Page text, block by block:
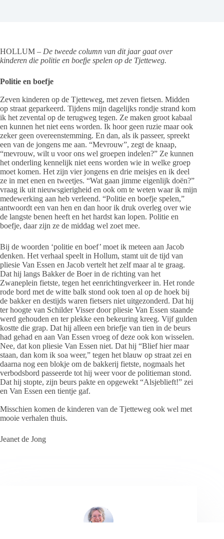
HOLLUM – De tweede column van dit jaar gaat over
kinderen die politie en boefje spelen op de Tjetteweg.
Politie en boefje
Zeven kinderen op de Tjetteweg, met zeven fietsen. Midden
op straat geparkeerd. Tijdens mijn dagelijks rondje strand kom
ik het zevental op de terugweg tegen. Ze maken groot kabaal
en kunnen het niet eens worden. Ik hoor geen ruzie maar ook
zeker geen overeenstemming. En dan, als ik passeer, spreekt
een van de jongens me aan. “Mevrouw”, zegt de knaap,
“mevrouw, wilt u voor ons wel groepen indelen?” Ze kunnen
het onderling kennelijk niet eens worden wie in welke groep
moet komen. Het zijn vier jongens en drie meisjes en ik deel
ze in met enen en tweetjes. “Wat gaan jimme eigenlijk doën?”
vraag ik uit nieuwsgierigheid en ook om te weten waar ik mijn
medewerking aan heb verleend. “Politie en boefje spelen,”
antwoordt een van hen en dan hoor ik druk overleg over wie
de langste benen heeft en het hardst kan lopen. Politie en
boefje, daar zijn ze de middag wel zoet mee.
Bij de woorden ‘politie en boef’ moet ik meteen aan Jacob
denken. Het verhaal speelt in Hollum, stamt uit de tijd van
pliesie Van Essen en Jacob vertelt het zelf maar al te graag.
Dat hij langs Bakker de Boer in de richting van het
Zwaneplein fietste, tegen het eenrichtingverkeer in. Het ronde
rode bord met de witte balk stond ook toen al op de hoek bij
de bakker en destijds waren fietsers niet uitgezonderd. Dat hij
ter hoogte van Schilder Visser door pliesie Van Essen staande
werd gehouden en ter plekke een bekeuring kreeg. Vijf gulden
kostte die grap. Dat hij alleen een briefje van tien in de beurs
had gehad en aan Van Essen vroeg of deze ook kon wisselen.
Nee, dat kon pliesie Van Essen niet. Dat hij “Blief hier maar
staan, dan kom ik soa weer,” tegen het blauw op straat zei en
daarna nog een blokje om de bakkerij fietste, nogmaals het
verbodsbord passeerde tot hij weer voor de politieman stond.
Dat hij stopte, zijn beurs pakte en opgewekt “Alsjeblieft!” zei
en Van Essen een tientje gaf.
Misschien komen de kinderen van de Tjetteweg ook wel met
mooie verhalen thuis.
Jeanet de Jong